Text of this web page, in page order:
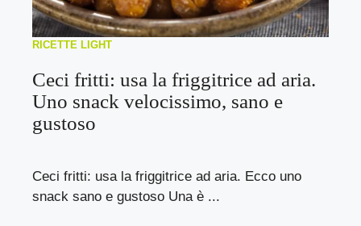
RICETTE LIGHT
Ceci fritti: usa la friggitrice ad aria.
Uno snack velocissimo, sano e
gustoso
Ceci fritti: usa la friggitrice ad aria. Ecco uno
snack sano e gustoso Una è ...